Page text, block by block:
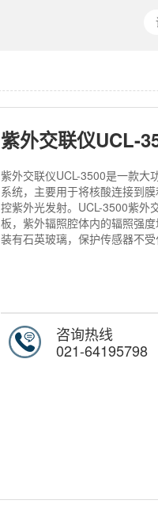
紫外交联仪UCL-
紫外交联仪UCL-3500是一款大
系统，主要用于将核酸连接到
控紫外光发射。UCL-3500紫外
板，紫外辐照腔体内的辐照强
装有石英玻璃，保护传感器不受
咨询热线
021-64195798